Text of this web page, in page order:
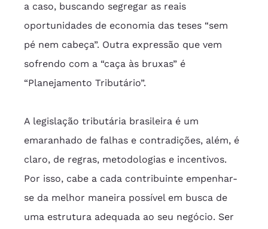
a caso, buscando segregar as reais
oportunidades de economia das teses “sem
pé nem cabeça”. Outra expressão que vem
sofrendo com a “caça às bruxas” é
“Planejamento Tributário”.
A legislação tributária brasileira é um
emaranhado de falhas e contradições, além, é
claro, de regras, metodologias e incentivos.
Por isso, cabe a cada contribuinte empenhar-
se da melhor maneira possível em busca de
uma estrutura adequada ao seu negócio. Ser